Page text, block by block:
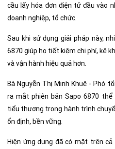
cầu lấy hóa đơn điện tử đầu vào
doanh nghiệp, tổ chức.
Sau khi sử dụng giải pháp này,
6870 giúp họ tiết kiệm chi phí, kê
và vận hành hiệu quả hơn.
Bà Nguyễn Thị Minh Khuê - Phó
ra mắt phiên bản Sapo 6870
tiểu thương trong hành trình
ổn định, bền vững.
Hiện ứng dụng đã có mặt trên cả